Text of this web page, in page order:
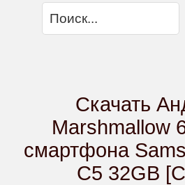
Скачать
Marshmallow
смартфона
C5 32GB